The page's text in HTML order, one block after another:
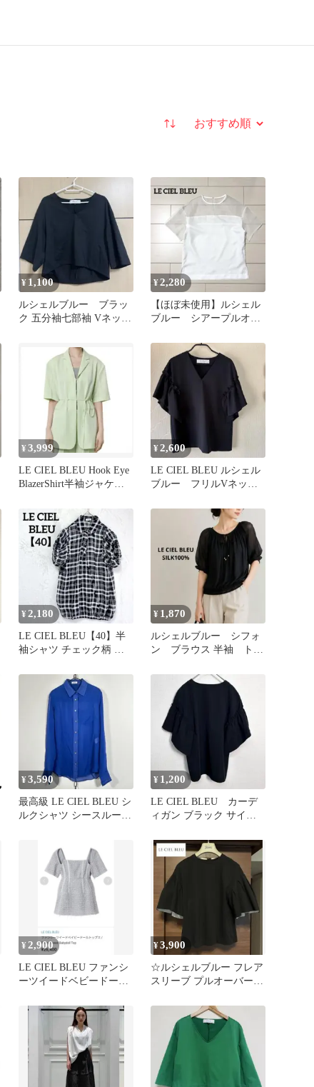
並び替え
¥ 1,100
ルシェルブルー ブラッ
ク 五分袖七部袖 Vネック
¥2,280
【ほぼ未使用】ルシェル
ブルー シアープルオー
ホワイト 白
¥ 3,999
LE CIEL BLEU Hook Eye
BlazerShirt半袖ジャケッ
¥2,600
LE CIEL BLEU ルシェル
ブルー フリルVネック
¥2,180
LE CIEL BLEU【40】半
袖シャツ チェック柄 ギ
¥ 1,870
ルシェルブルー シフォ
ン ブラウス 半袖 トッ
¥3,590
最高級 LE CIEL BLEU シ
ルクシャツ シースルー
¥ 1,200
LE CIEL BLEU カーデ
ィガン ブラック サイズ
¥ 2,900
LE CIEL BLEU ファンシ
ーツイードベビードール
¥3,900
☆ルシェルブルー フレア
スリーブ プルオーバー
『36』